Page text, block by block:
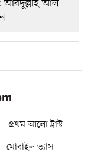
প্রথম আলো ট্রাস্ট
মোবাইল ভ্যাস